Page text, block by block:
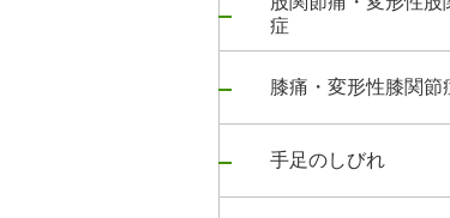
症
膝痛・変形性膝関節
手足のしびれ